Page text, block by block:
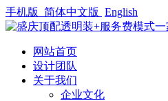
手机版 简体中文版 English
网站首页
设计团队
关于我们
企业文化